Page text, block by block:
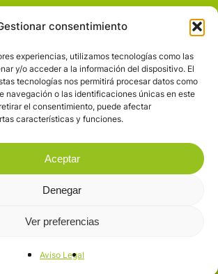
consentimiento
experiencias, utilizamos tecnologías como las
y/o acceder a la información del dispositivo. El
tecnologías nos permitirá procesar datos como
navegación o las identificaciones únicas en este
el consentimiento, puede afectar
características y funciones.
Aceptar
Denegar
Ver preferencias
Aviso Legal